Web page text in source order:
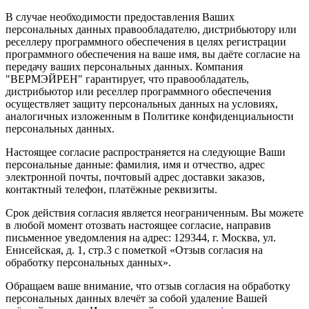
В случае необходимости предоставления Ваших
персональных данных правообладателю, дистрибьютору или
реселлеру программного обеспечения в целях регистрации
программного обеспечения на ваше имя, вы даёте согласие на
передачу ваших персональных данных. Компания
"ВЕРМЭЙРЕН" гарантирует, что правообладатель,
дистрибьютор или реселлер программного обеспечения
осуществляет защиту персональных данных на условиях,
аналогичных изложенным в Политике конфиденциальности
персональных данных.
Настоящее согласие распространяется на следующие Ваши
персональные данные: фамилия, имя и отчество, адрес
электронной почты, почтовый адрес доставки заказов,
контактный телефон, платёжные реквизиты.
Срок действия согласия является неограниченным. Вы можете
в любой момент отозвать настоящее согласие, направив
письменное уведомления на адрес: 129344, г. Москва, ул.
Енисейская, д. 1, стр.3 с пометкой «Отзыв согласия на
обработку персональных данных».
Обращаем ваше внимание, что отзыв согласия на обработку
персональных данных влечёт за собой удаление Вашей